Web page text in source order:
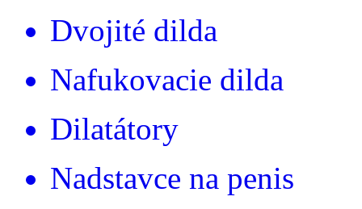
Dvojité dilda
Nafukovacie dilda
Dilatátory
Nadstavce na penis